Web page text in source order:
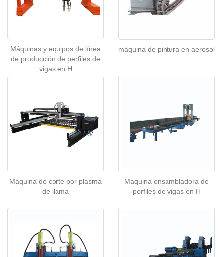
Máquinas y equipos de línea
de producción de perfiles de
vigas en H
máquina de pintura en aerosol
Máquina de corte por plasma
de llama
Máquina ensambladora de
perfiles de vigas en H